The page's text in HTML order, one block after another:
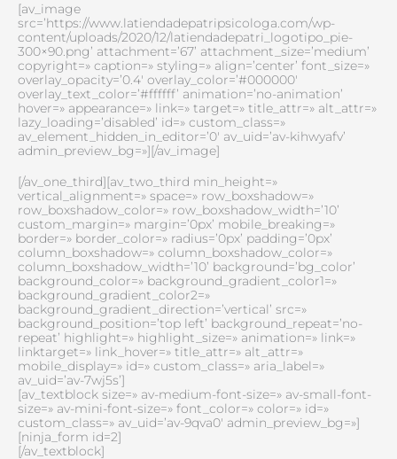
[av_image
src=’https://www.latiendadepatripsicologa.com/wp-
content/uploads/2020/12/latiendadepatri_logotipo_pie-
300×90.png’ attachment=’67’ attachment_size=’medium’
copyright=» caption=» styling=» align=’center’ font_size=»
overlay_opacity=’0.4′ overlay_color=’#000000′
overlay_text_color=’#ffffff’ animation=’no-animation’
hover=» appearance=» link=» target=» title_attr=» alt_attr=»
lazy_loading=’disabled’ id=» custom_class=»
av_element_hidden_in_editor=’0′ av_uid=’av-kihwyafv’
admin_preview_bg=»][/av_image]
[/av_one_third][av_two_third min_height=»
vertical_alignment=» space=» row_boxshadow=»
row_boxshadow_color=» row_boxshadow_width=’10’
custom_margin=» margin=’0px’ mobile_breaking=»
border=» border_color=» radius=’0px’ padding=’0px’
column_boxshadow=» column_boxshadow_color=»
column_boxshadow_width=’10’ background=’bg_color’
background_color=» background_gradient_color1=»
background_gradient_color2=»
background_gradient_direction=’vertical’ src=»
background_position=’top left’ background_repeat=’no-
repeat’ highlight=» highlight_size=» animation=» link=»
linktarget=» link_hover=» title_attr=» alt_attr=»
mobile_display=» id=» custom_class=» aria_label=»
av_uid=’av-7wj5s’]
[av_textblock size=» av-medium-font-size=» av-small-font-
size=» av-mini-font-size=» font_color=» color=» id=»
custom_class=» av_uid=’av-9qva0′ admin_preview_bg=»]
[ninja_form id=2]
[/av_textblock]